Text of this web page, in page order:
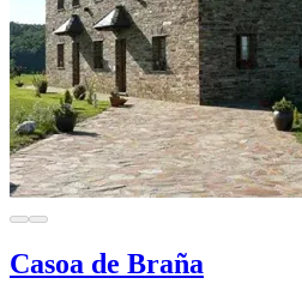
Casoa de Braña